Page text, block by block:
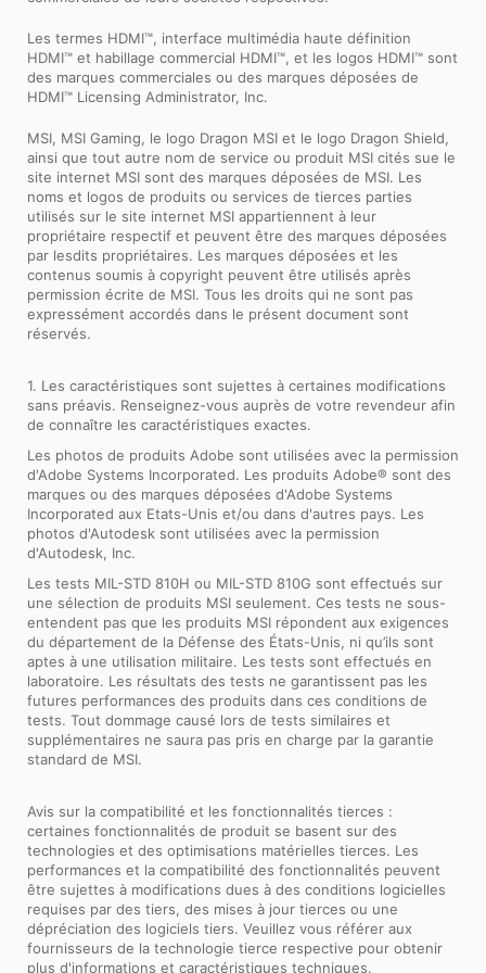
Les termes HDMI™, interface multimédia haute définition
HDMI™ et habillage commercial HDMI™, et les logos HDMI™ sont
des marques commerciales ou des marques déposées de
HDMI™ Licensing Administrator, Inc.
MSI, MSI Gaming, le logo Dragon MSI et le logo Dragon Shield,
ainsi que tout autre nom de service ou produit MSI cités sue le
site internet MSI sont des marques déposées de MSI. Les
noms et logos de produits ou services de tierces parties
utilisés sur le site internet MSI appartiennent à leur
propriétaire respectif et peuvent être des marques déposées
par lesdits propriétaires. Les marques déposées et les
contenus soumis à copyright peuvent être utilisés après
permission écrite de MSI. Tous les droits qui ne sont pas
expressément accordés dans le présent document sont
réservés.
1. Les caractéristiques sont sujettes à certaines modifications
sans préavis. Renseignez-vous auprès de votre revendeur afin
de connaître les caractéristiques exactes.
Les photos de produits Adobe sont utilisées avec la permission
d'Adobe Systems Incorporated. Les produits Adobe® sont des
marques ou des marques déposées d'Adobe Systems
Incorporated aux Etats-Unis et/ou dans d'autres pays. Les
photos d'Autodesk sont utilisées avec la permission
d'Autodesk, Inc.
Les tests MIL-STD 810H ou MIL-STD 810G sont effectués sur
une sélection de produits MSI seulement. Ces tests ne sous-
entendent pas que les produits MSI répondent aux exigences
du département de la Défense des États-Unis, ni qu’ils sont
aptes à une utilisation militaire. Les tests sont effectués en
laboratoire. Les résultats des tests ne garantissent pas les
futures performances des produits dans ces conditions de
tests. Tout dommage causé lors de tests similaires et
supplémentaires ne saura pas pris en charge par la garantie
standard de MSI.
Avis sur la compatibilité et les fonctionnalités tierces :
certaines fonctionnalités de produit se basent sur des
technologies et des optimisations matérielles tierces. Les
performances et la compatibilité des fonctionnalités peuvent
être sujettes à modifications dues à des conditions logicielles
requises par des tiers, des mises à jour tierces ou une
dépréciation des logiciels tiers. Veuillez vous référer aux
fournisseurs de la technologie tierce respective pour obtenir
plus d'informations et caractéristiques techniques.